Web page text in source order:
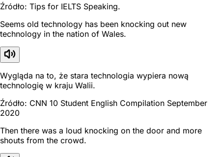
Źródło: Tips for IELTS Speaking.
Seems old technology has been knocking out new
technology in the nation of Wales.
Wygląda na to, że stara technologia wypiera nową
technologię w kraju Walii.
Źródło: CNN 10 Student English Compilation September
2020
Then there was a loud knocking on the door and more
shouts from the crowd.